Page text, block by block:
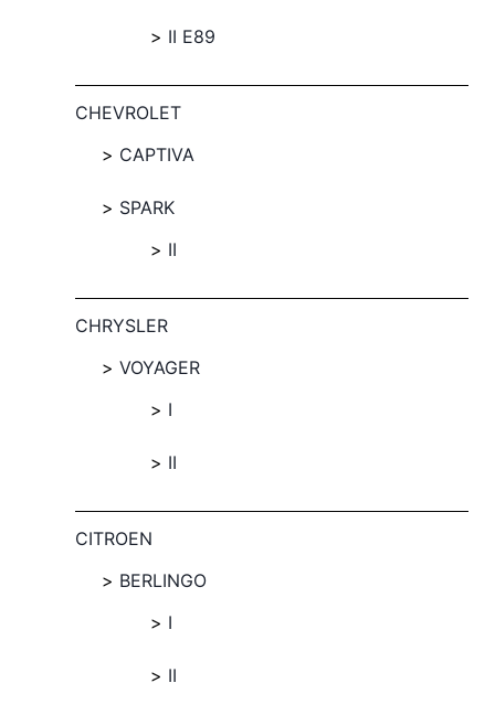
II E89
CHEVROLET
CAPTIVA
SPARK
II
CHRYSLER
VOYAGER
I
II
CITROEN
BERLINGO
I
II